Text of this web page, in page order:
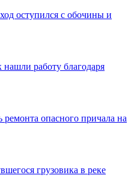
оступился с обочины и
нашли работу благодаря
ремонта опасного причала на
грузовика в реке